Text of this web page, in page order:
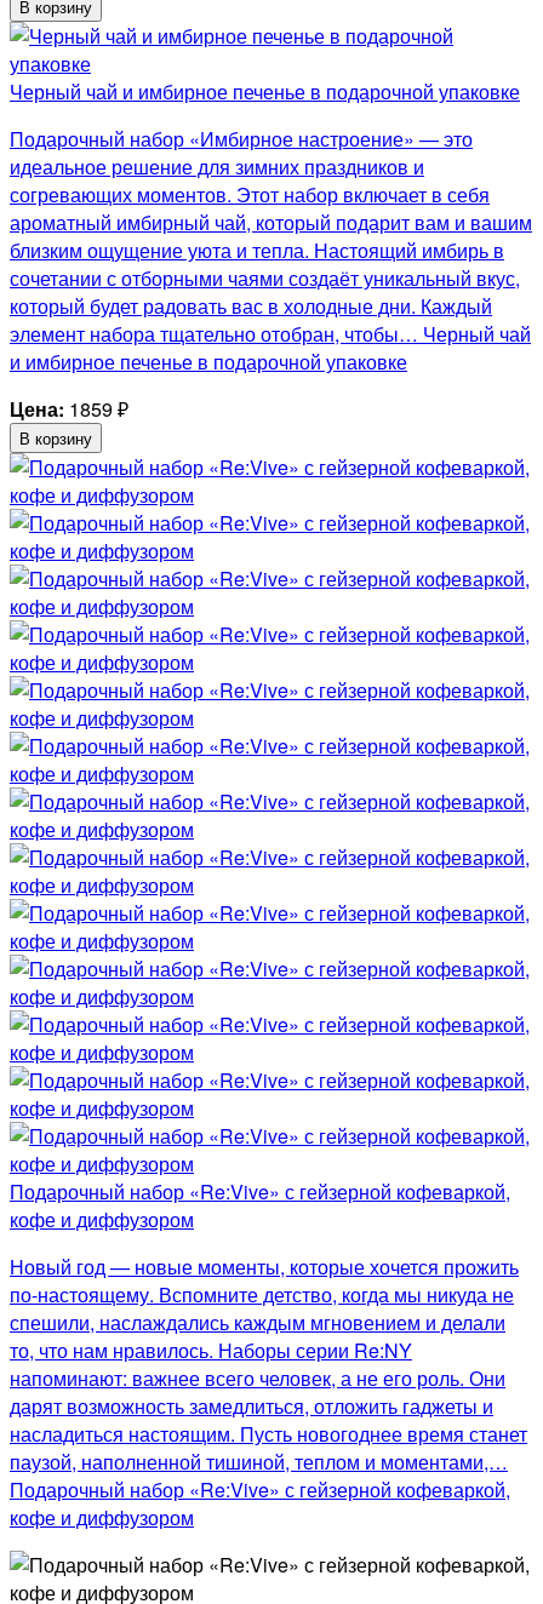
В корзину
Черный чай и имбирное печенье в подарочной упаковке
Подарочный набор «Имбирное настроение» — это
идеальное решение для зимних праздников и
согревающих моментов. Этот набор включает в себя
ароматный имбирный чай, который подарит вам и вашим
близким ощущение уюта и тепла. Настоящий имбирь в
сочетании с отборными чаями создаёт уникальный вкус,
который будет радовать вас в холодные дни. Каждый
элемент набора тщательно отобран, чтобы… Черный чай
и имбирное печенье в подарочной упаковке
Цена: 1859₽
В корзину
Подарочный набор «Re:Vive» с гейзерной кофеваркой,
кофе и диффузором
Новый год — новые моменты, которые хочется прожить
по-настоящему. Вспомните детство, когда мы никуда не
спешили, наслаждались каждым мгновением и делали
то, что нам нравилось. Наборы серии Re:NY
напоминают: важнее всего человек, а не его роль. Они
дарят возможность замедлиться, отложить гаджеты и
насладиться настоящим. Пусть новогоднее время станет
паузой, наполненной тишиной, теплом и моментами,…
Подарочный набор «Re:Vive» с гейзерной кофеваркой,
кофе и диффузором